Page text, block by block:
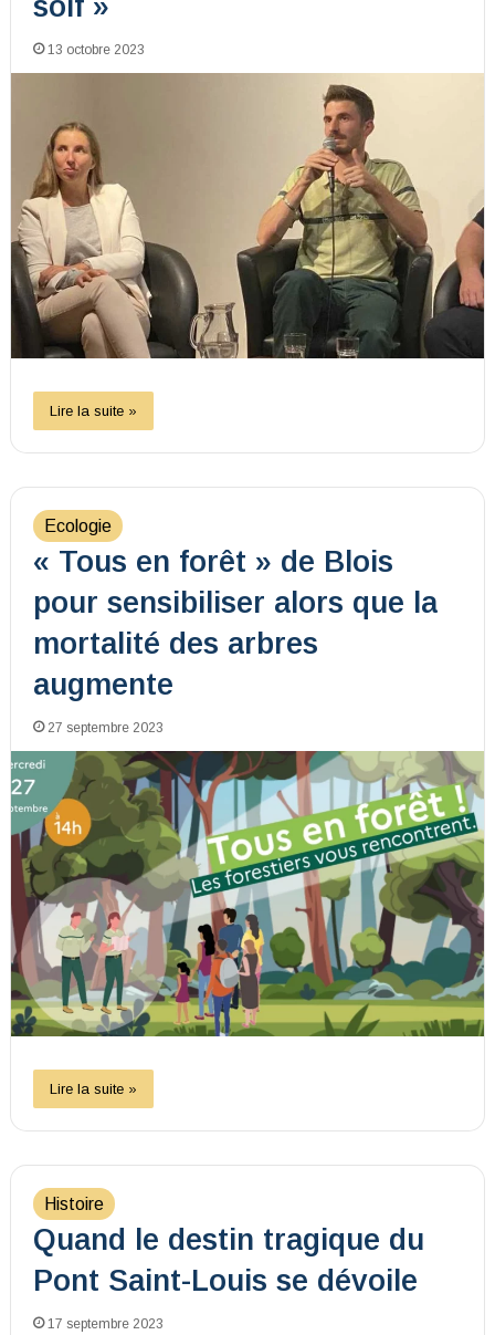
13 octobre 2023
Lire la suite »
Ecologie
« Tous en forêt » de Blois
pour sensibiliser alors que la
mortalité des arbres
augmente
27 septembre 2023
Lire la suite »
Histoire
Quand le destin tragique du
Pont Saint-Louis se dévoile
17 septembre 2023